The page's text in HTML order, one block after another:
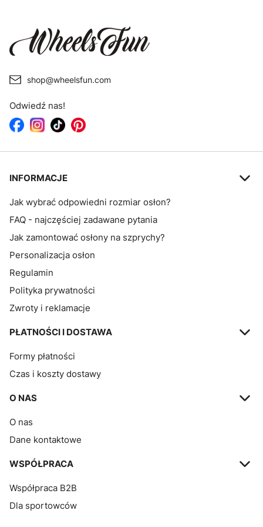
shop@wheelsfun.com
Odwiedź nas!
Linki w stopce
INFORMACJE
Jak wybrać odpowiedni rozmiar osłon?
FAQ - najczęściej zadawane pytania
Jak zamontować osłony na szprychy?
Personalizacja osłon
Regulamin
Polityka prywatności
Zwroty i reklamacje
PŁATNOŚCI I DOSTAWA
Formy płatności
Czas i koszty dostawy
O NAS
O nas
Dane kontaktowe
WSPÓŁPRACA
Współpraca B2B
Dla sportowców